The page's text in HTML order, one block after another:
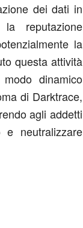
dei dati in
reputazione
la
questa attività
dinamico
di Darktrace,
agli addetti
neutralizzare